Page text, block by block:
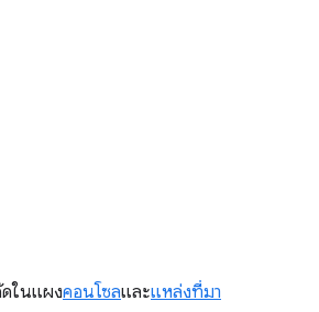
ดในแผงคอนโซลและแหล่งที่มา